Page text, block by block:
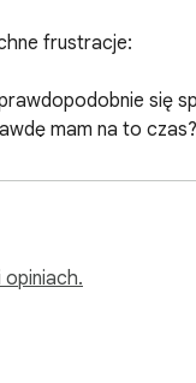
frustracje:
się
mam na to
a napisy zbytnio
dużo czasu.
opiniach.